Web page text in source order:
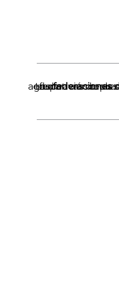
Lasfederaciones